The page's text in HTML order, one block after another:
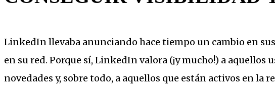
LinkedIn llevaba anunciando hace tiempo un cambio en
en su red. Porque sí, LinkedIn valora (¡y mucho!) a
novedades y, sobre todo, a aquellos que están activos en la